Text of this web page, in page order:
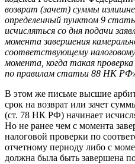
возврат (зачет) суммы излишне
определенный пунктом 9
исчисляться со дня подачи
момента завершения
соответствующему
момента, когда такая
по правилам статьи 88 НК
В этом же письме высшие
срок на возврат или зачет
(ст. 78 НК РФ) начинает
Но не ранее чем с момента
налоговой проверки по
отчетному периоду либо с
должна была быть завершена